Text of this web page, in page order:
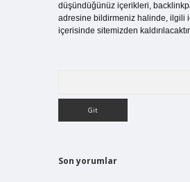
düşündüğünüz içerikleri,
adresine bildirmeniz halinde, ilgili
içerisinde sitemizden
Son yorumlar